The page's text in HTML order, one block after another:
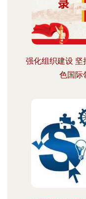
强化组织建设 坚
色国际